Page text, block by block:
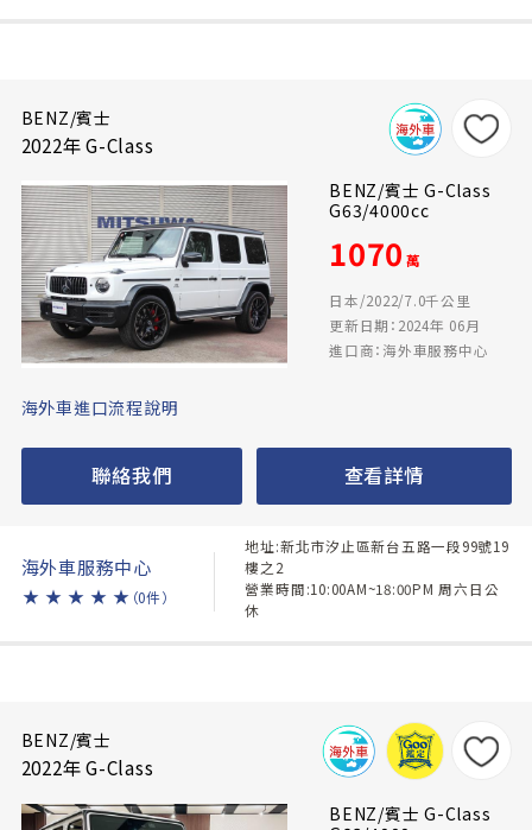
BENZ/賓士
2022年 G-Class
BENZ/賓士 G-Class
G63/4000cc
1070 萬
日本/2022/7.0千公里
更新日期：2024年 06月
進口商：海外車服務中心
海外車進口流程說明
聯絡我們 查看詳情
海外車服務中心
★ ★ ★ ★ ★ （0件）
地址:新北市汐止區新台五路一段99號19
樓之2
營業時間:10:00AM~18:00PM 周六日公
休
BENZ/賓士
2022年 G-Class
BENZ/賓士 G-Class